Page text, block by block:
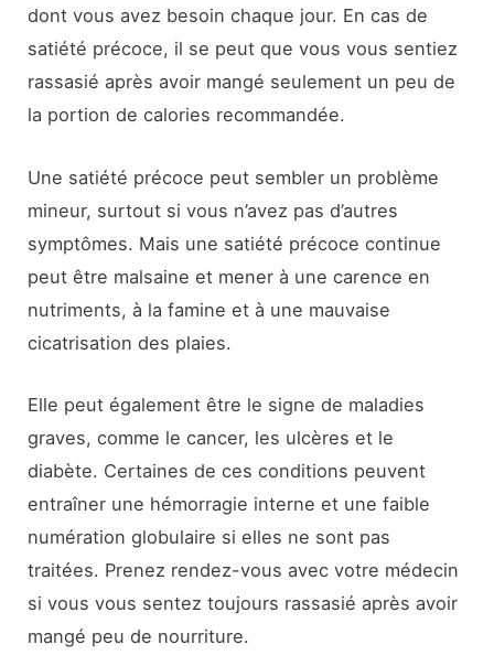
dont vous avez besoin chaque jour. En cas de
satiété précoce, il se peut que vous vous sentiez
rassasié après avoir mangé seulement un peu de
la portion de calories recommandée.
Une satiété précoce peut sembler un problème
mineur, surtout si vous n’avez pas d’autres
symptômes. Mais une satiété précoce continue
peut être malsaine et mener à une carence en
nutriments, à la famine et à une mauvaise
cicatrisation des plaies.
Elle peut également être le signe de maladies
graves, comme le cancer, les ulcères et le
diabète. Certaines de ces conditions peuvent
entraîner une hémorragie interne et une faible
numération globulaire si elles ne sont pas
traitées. Prenez rendez-vous avec votre médecin
si vous vous sentez toujours rassasié après avoir
mangé peu de nourriture.